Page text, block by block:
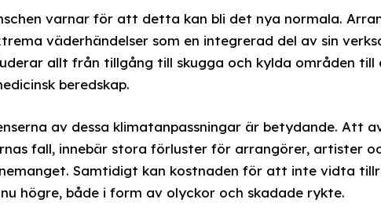
varnar för att detta kan bli det nya normala.
väderhändelser som en integrerad del av sin
allt från tillgång till skugga och kylda områden till
beredskap.
av dessa klimatanpassningar är betydande. Att
fall, innebär stora förluster för arrangörer, artister
Samtidigt kan kostnaden för att inte vidta
högre, både i form av olyckor och skadade rykte.